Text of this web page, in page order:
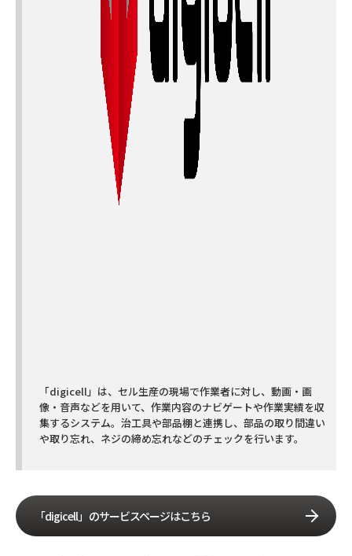
「digicell」は、セル生産の現場で作業者に対し、動画・画
像・音声などを用いて、作業内容のナビゲートや作業実績を収
集するシステム。治工具や部品棚と連携し、部品の取り間違い
や取り忘れ、ネジの締め忘れなどのチェックを行います。
「digicell」のサービスページはこちら